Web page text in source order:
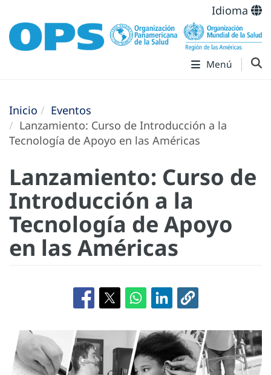
Idioma
Menú
Inicio
Eventos
Lanzamiento: Curso de Introducción a la
Tecnología de Apoyo en las Américas
Lanzamiento: Curso de
Introducción a la
Tecnología de Apoyo
en las Américas